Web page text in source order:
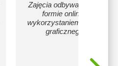
Zajęcia odbywają się w
formie online z
wykorzystaniem tabletu
graficznego.